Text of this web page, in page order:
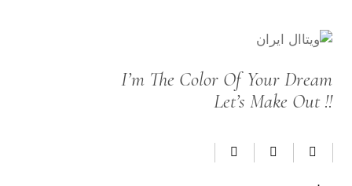
I’m The Color Of Your Dream
Let’s Make Out !!